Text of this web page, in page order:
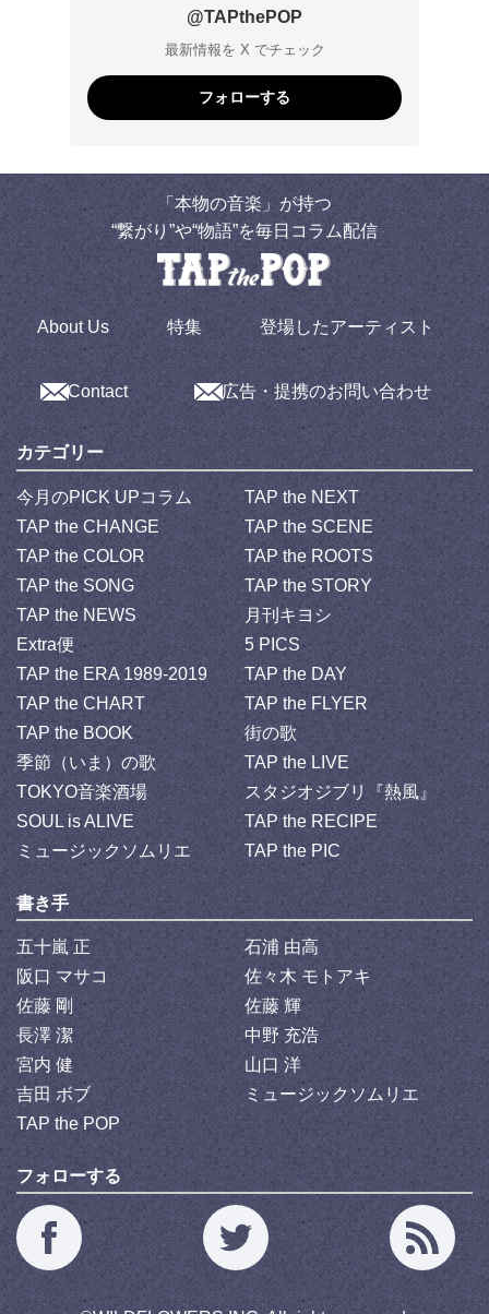
@TAPthePOP
最新情報を X でチェック
フォローする
「本物の音楽」が持つ
“繋がり”や“物語”を毎日コラム配信
About Us 特集 登場したアーティスト
Contact 広告・提携のお問い合わせ
カテゴリー
今月のPICK UPコラム
TAP the NEXT
TAP the CHANGE
TAP the SCENE
TAP the COLOR
TAP the ROOTS
TAP the SONG
TAP the STORY
TAP the NEWS
月刊キヨシ
Extra便
5 PICS
TAP the ERA 1989-2019
TAP the DAY
TAP the CHART
TAP the FLYER
TAP the BOOK
街の歌
季節（いま）の歌
TAP the LIVE
TOKYO音楽酒場
スタジオジブリ『熱風』
SOUL is ALIVE
TAP the RECIPE
ミュージックソムリエ
TAP the PIC
書き手
五十嵐 正
石浦 由高
阪口 マサコ
佐々木 モトアキ
佐藤 剛
佐藤 輝
長澤 潔
中野 充浩
宮内 健
山口 洋
吉田 ボブ
ミュージックソムリエ
TAP the POP
フォローする